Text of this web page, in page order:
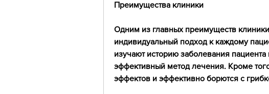
Преимущества клиники
Одним из главных преимуществ
индивидуальный подход к каждому
изучают историю заболевания
эффективный метод лечения. Кроме
эффектов и эффективно борются с